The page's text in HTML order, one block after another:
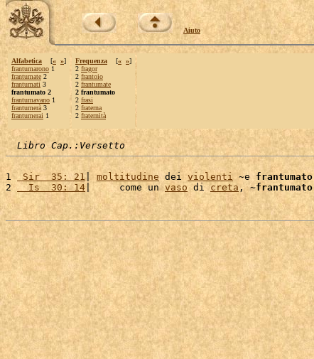
Aiuto
Alfabetica [« »]
frantumarono 1
frantumate 2
frantumati 3
frantumato 2
frantumavano 1
frantumerà 3
frantumerai 1
Frequenza [« »]
2 fragor
2 frantoio
2 frantumate
2 frantumato
2 frasi
2 fraterna
2 fraternità
Libro Cap.:Versetto
1 Sir  35: 21| moltitudine dei violenti ~e frantumato
2
  Is  30: 14
|     come un vaso di creta , ~frantumato